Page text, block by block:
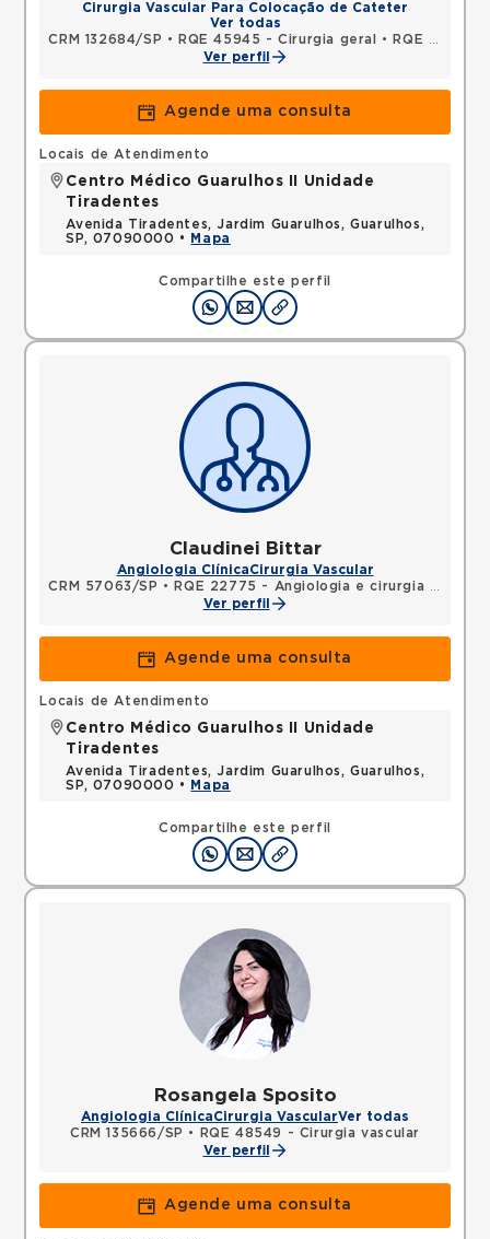
Cirurgia Vascular Para Colocação de Cateter
Ver todas
CRM 132684/SP • RQE 45945 - Cirurgia geral •
RQE 65082 - Cirurgia vascular
Ver perfil
Agende uma consulta
Compartilhe este perfil
Locais de Atendimento
Centro Médico Guarulhos II Unidade
Tiradentes
Avenida Tiradentes, Jardim Guarulhos, Guarulhos,
SP, 07090000 •
Mapa
Claudinei Bittar
Angiologia ClínicaCirurgia Vascular
CRM 57063/SP •
RQE 22775 - Angiologia e cirurgia vascular
Ver perfil
Agende uma consulta
Compartilhe este perfil
Locais de Atendimento
Centro Médico Guarulhos II Unidade
Tiradentes
Avenida Tiradentes, Jardim Guarulhos, Guarulhos,
SP, 07090000 •
Mapa
Rosangela Sposito
Angiologia ClínicaCirurgia VascularVer todas
CRM 135666/SP •
RQE 48549 - Cirurgia vascular
Ver perfil
Agende uma consulta